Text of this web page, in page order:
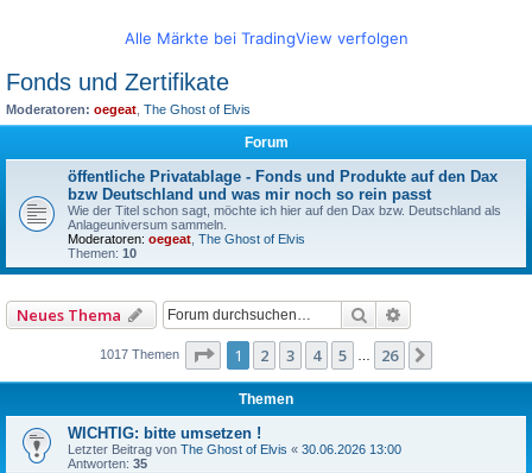
Alle Märkte bei TradingView verfolgen
Fonds und Zertifikate
Moderatoren: oegeat The Ghost of Elvis
Forum
öffentliche Privatablage - Fonds und Produkte auf den Dax
bzw Deutschland und was mir noch so rein passt
Wie der Titel schon sagt, möchte ich hier auf den Dax bzw. Deutschland als
Anlageuniversum sammeln.
Moderatoren: oegeat The Ghost of Elvis
Themen: 10
Neues Thema Suche
1017 Themen Seite 1von 26
1 2 3 4 5 26
Themen
WICHTIG: bitte umsetzen !
Letzter Beitrag von The Ghost of Elvis « 30.06.2026 13:00
Antworten: 35